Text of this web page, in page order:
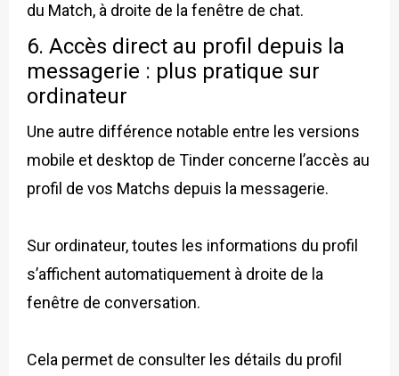
du Match, à droite de la fenêtre de chat.
6. Accès direct au profil depuis la
messagerie : plus pratique sur
ordinateur
Une autre différence notable entre les versions
mobile et desktop de Tinder concerne l’accès au
profil de vos Matchs depuis la messagerie.
Sur ordinateur, toutes les informations du profil
s’affichent automatiquement à droite de la
fenêtre de conversation.
Cela permet de consulter les détails du profil